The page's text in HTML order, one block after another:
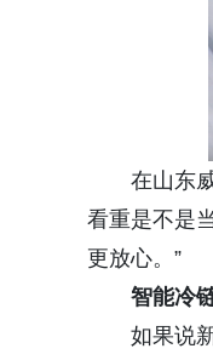
在山东
看重是不是
更放心。”
智能冷
如果说